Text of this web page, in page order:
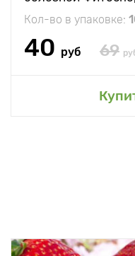
Кол-во в упаковке:
40 руб 69